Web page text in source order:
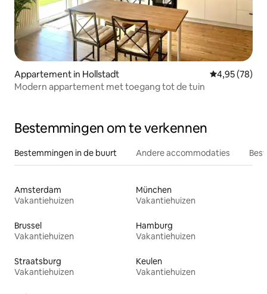
Appartement in Hollstadt Gemiddelde
4,95 (78)
Modern appartement met toegang tot de tuin
Bestemmingen om te verkennen
Bestemmingen in de buurt Andere accommodaties
Amsterdam
Vakantiehuizen
München
Vakantiehuizen
Brussel
Vakantiehuizen
Hamburg
Vakantiehuizen
Straatsburg
Vakantiehuizen
Keulen
Vakantiehuizen